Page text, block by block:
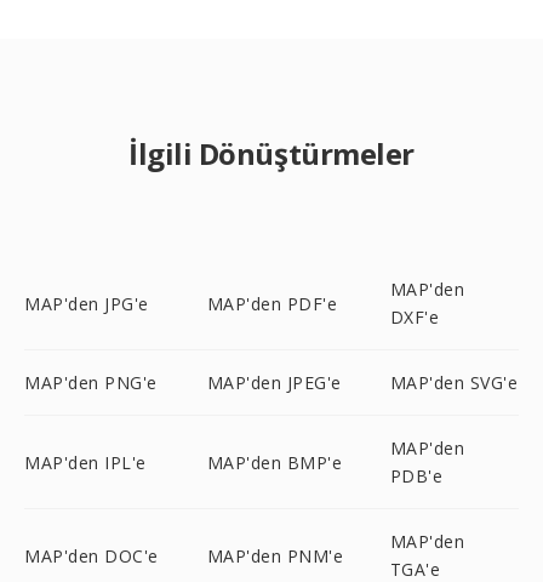
İlgili Dönüştürmeler
MAP'den JPG'e MAP'den PDF'e
MAP'den
DXF'e
MAP'den PNG'e MAP'den JPEG'e MAP'den SVG'e
MAP'den IPL'e MAP'den BMP'e
MAP'den
PDB'e
MAP'den DOC'e MAP'den PNM'e
MAP'den
TGA'e